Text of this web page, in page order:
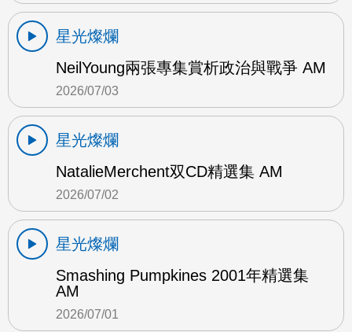
星光燦爛
NeilYoung兩張專集賞析政治與戰爭 AM
2026/07/03
星光燦爛
NatalieMerchent双CD精選集 AM
2026/07/02
星光燦爛
Smashing Pumpkines 2001年精選集
AM
2026/07/01